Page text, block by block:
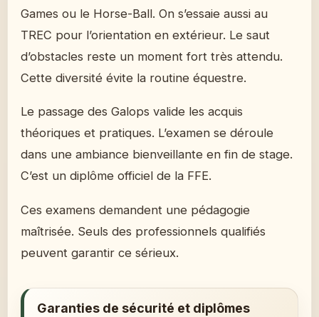
Games ou le Horse-Ball. On s’essaie aussi au
TREC pour l’orientation en extérieur. Le saut
d’obstacles reste un moment fort très attendu.
Cette diversité évite la routine équestre.
Le passage des Galops valide les acquis
théoriques et pratiques. L’examen se déroule
dans une ambiance bienveillante en fin de stage.
C’est un diplôme officiel de la FFE.
Ces examens demandent une pédagogie
maîtrisée. Seuls des professionnels qualifiés
peuvent garantir ce sérieux.
Garanties de sécurité et diplômes